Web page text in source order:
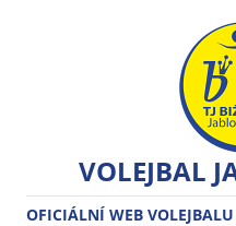
VOLEJBAL
OFICIÁLNÍ WEB